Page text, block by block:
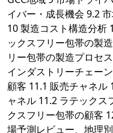
イバー・成長機会 9.2
10 製造コスト構造分析
ックスフリー包帯の製
リー包帯の製造プロセ
インダストリーチェー
顧客 11.1 販売チャネル
ャネル 11.2 ラテックス
クスフリー包帯の顧客
場予測レビュー、地理